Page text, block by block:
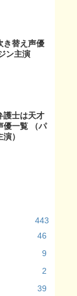
き替え声優
ン主演
護士は天才
優一覧 （パ
）
443
46
9
2
39